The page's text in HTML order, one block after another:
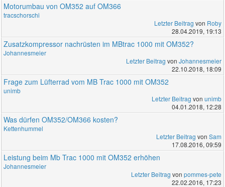
Motorumbau von OM352 auf OM366
tracschorschi
Letzter Beitrag von Roby
28.04.2019, 19:13
Zusatzkompressor nachrüsten im MBtrac 1000 mit OM352?
Johannesmeier
Letzter Beitrag von Johannesmeier
22.10.2018, 18:09
Frage zum Lüfterrad vom MB Trac 1000 mit OM352
unimb
Letzter Beitrag von unimb
04.01.2018, 12:28
Was dürfen OM352/OM366 kosten?
Kettenhummel
Letzter Beitrag von Sam
17.08.2016, 09:59
Leistung beim Mb Trac 1000 mit OM352 erhöhen
Johannesmeier
Letzter Beitrag von pommes-pete
22.02.2016, 17:23